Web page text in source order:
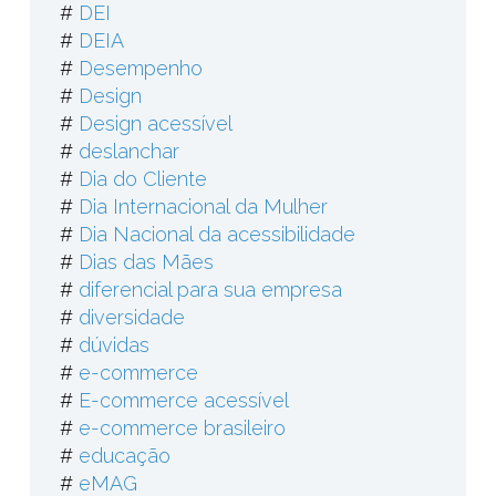
# DEI
# DEIA
# Desempenho
# Design
# Design acessível
# deslanchar
# Dia do Cliente
# Dia Internacional da Mulher
# Dia Nacional da acessibilidade
# Dias das Mães
# diferencial para sua empresa
# diversidade
# dúvidas
# e-commerce
# E-commerce acessível
# e-commerce brasileiro
# educação
# eMAG